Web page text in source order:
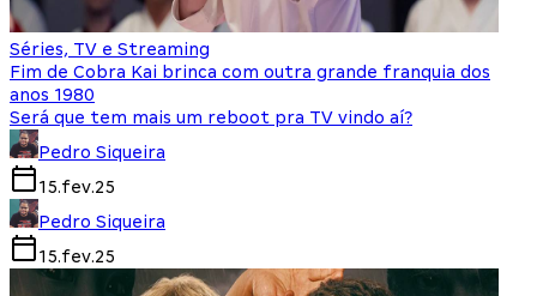
Séries, TV e Streaming
Fim de Cobra Kai brinca com outra grande franquia dos
anos 1980
Será que tem mais um reboot pra TV vindo aí?
Pedro Siqueira
15.fev.25
Pedro Siqueira
15.fev.25